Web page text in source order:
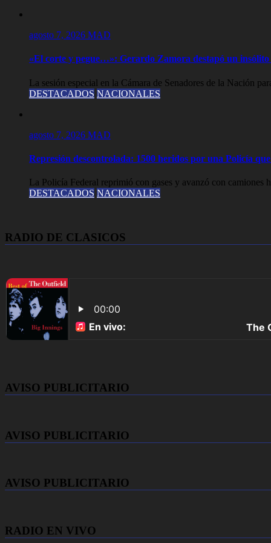
agosto 7, 2026 MAD
«El corte y pegue…»: Gerardo Zamora destapó un
La sesión especial en la Cámara de Senadores de la Nación
DESTACADOS NACIONALES
agosto 7, 2026 MAD
Represión descontrolada: 1500 heridos por una Policía
La Policía Federal reprimió con gases y avanzó con camiones
DESTACADOS NACIONALES
RADIO DE CLASICOS
AVISO PUBLICITARIO
AVISO PUBLICITARIO
AVISO PUBLICITARIO
RADIO EN VIVO